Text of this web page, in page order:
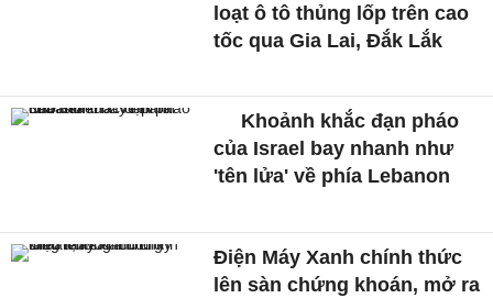
loạt ô tô thủng lốp trên cao
tốc qua Gia Lai, Đắk Lắk
Khoảnh khắc đạn pháo
của Israel bay nhanh như
'tên lửa' về phía Lebanon
Điện Máy Xanh chính thức
lên sàn chứng khoán, mở ra